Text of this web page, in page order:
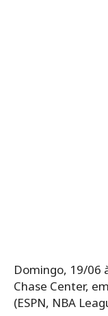
Domingo, 19/06
Chase Center,
(ESPN, NBA